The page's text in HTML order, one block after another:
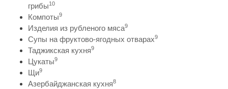
грибы10
Компоты9
Изделия из рубленого мяса9
Супы на фруктово-ягодных отварах9
Таджикская кухня9
Цукаты9
Щи9
Азербайджанская кухня8